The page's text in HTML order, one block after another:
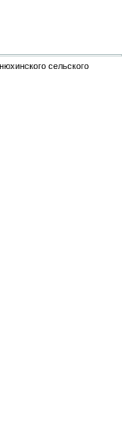
сельского